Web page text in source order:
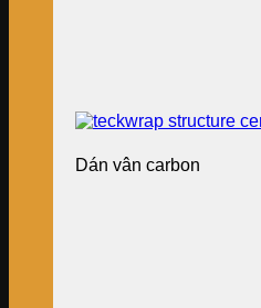
Dán vân carbon